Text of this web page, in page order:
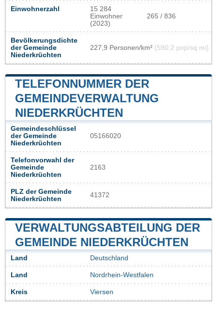
Einwohnerzahl
15 284
Einwohner
(2023)
265 / 836
Bevölkerungsdichte
der Gemeinde
Niederkrüchten
227,9 Personen/km² (590,2 pop/sq mi)
TELEFONNUMMER DER
GEMEINDEVERWALTUNG
NIEDERKRÜCHTEN
Gemeindeschlüssel
der Gemeinde
Niederkrüchten
05166020
Telefonvorwahl der
Gemeinde
Niederkrüchten
2163
PLZ der Gemeinde
Niederkrüchten
41372
VERWALTUNGSABTEILUNG DER
GEMEINDE NIEDERKRÜCHTEN
Land Deutschland
Land Nordrhein-Westfalen
Kreis Viersen